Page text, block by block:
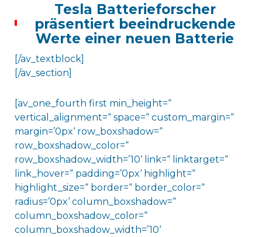
Tesla Batterieforscher
präsentiert beeindruckende
Werte einer neuen Batterie
[/av_textblock]
[/av_section]
[av_one_fourth first min_height=“
vertical_alignment=“ space=“ custom_margin=“
margin=’0px‘ row_boxshadow=“
row_boxshadow_color=“
row_boxshadow_width=’10‘ link=“ linktarget=“
link_hover=“ padding=’0px‘ highlight=“
highlight_size=“ border=“ border_color=“
radius=’0px‘ column_boxshadow=“
column_boxshadow_color=“
column_boxshadow_width=’10‘